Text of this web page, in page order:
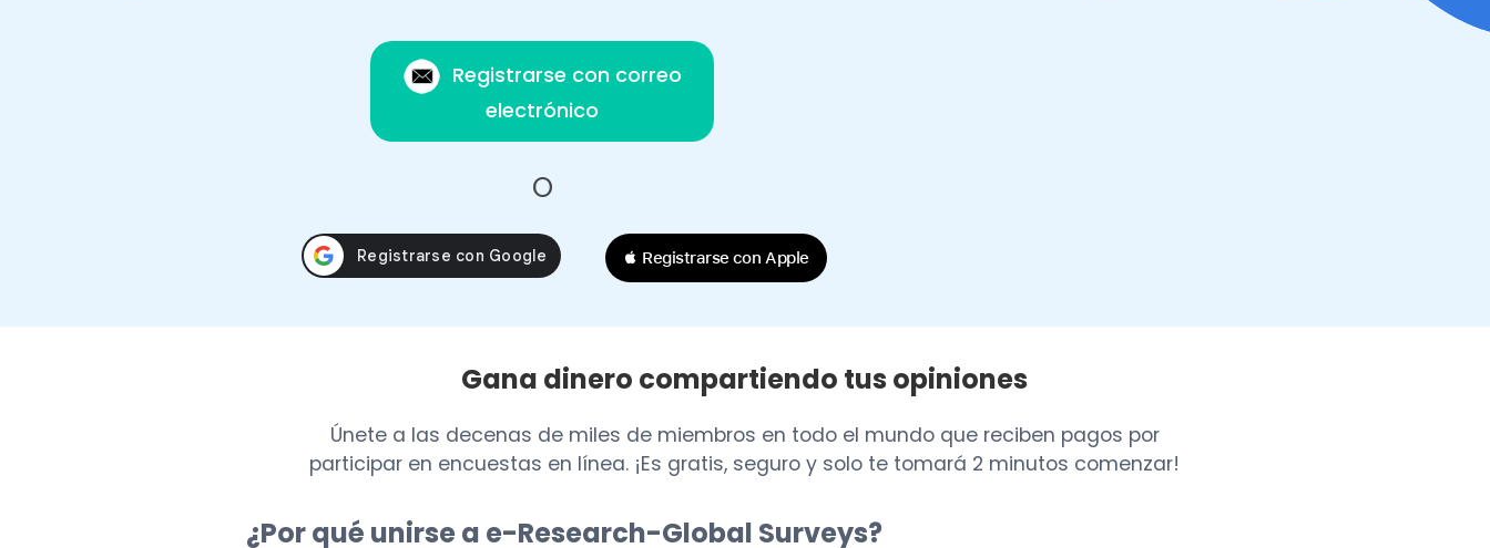
Registrarse con correo
electrónico
O
 Registrarse con Apple
Gana dinero compartiendo tus opiniones
Únete a las decenas de miles de miembros en todo el mundo que reciben pagos por
participar en encuestas en línea. ¡Es gratis, seguro y solo te tomará 2 minutos comenzar!
¿Por qué unirse a e-Research-Global Surveys?